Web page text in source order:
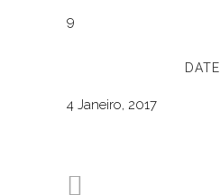
9
DATE
4 Janeiro, 2017